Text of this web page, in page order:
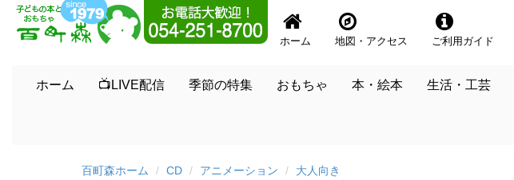
ホーム 地図・アクセス ご利用ガイド
ホーム 📺LIVE配信 季節の特集 おもちゃ 本・絵本 生活・工芸
百町森ホーム CD アニメーション 大人向き